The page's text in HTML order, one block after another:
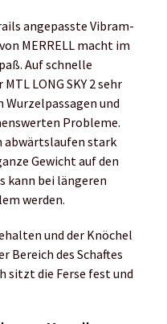
angepasste Vibram-
MERRELL macht im
Auf schnelle
LONG SKY 2 sehr
Wurzelpassagen und
Probleme.
abwärtslaufen stark
Gewicht auf den
kann bei längeren
werden.
und der Knöchel
Bereich des Schaftes
sitzt die Ferse fest und